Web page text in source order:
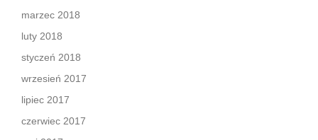
marzec 2018
luty 2018
styczeń 2018
wrzesień 2017
lipiec 2017
czerwiec 2017